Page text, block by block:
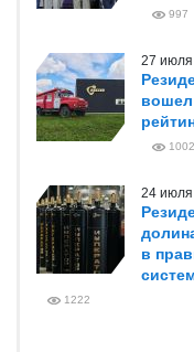
997
27
вошел
1002
24
в
1222